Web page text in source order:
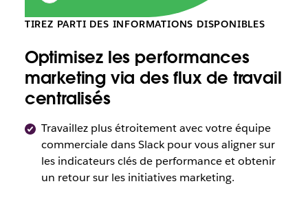
TIREZ PARTI DES INFORMATIONS DISPONIBLES
Optimisez les performances
marketing via des flux de travail
centralisés
Travaillez plus étroitement avec votre équipe
commerciale dans Slack pour vous aligner sur
les indicateurs clés de performance et obtenir
un retour sur les initiatives marketing.